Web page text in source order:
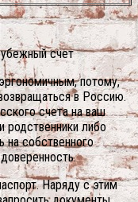
счет
потому,
в Россию.
счета на ваш
родственники либо
на собственного
Наряду с этим